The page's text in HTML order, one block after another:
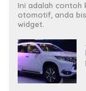
Ini adalah contoh
otomotif, anda
widget.